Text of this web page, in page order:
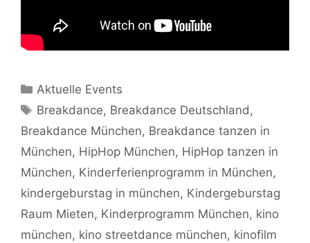
Kategorien
Aktuelle Events
Schlagwörter
Breakdance, Breakdance Deutschland,
Breakdance München, Breakdance tanzen in
München, HipHop München, HipHop tanzen in
München, Kinderferienprogramm in München,
kindergeburstag in münchen, Kindergeburstag
Raum Mieten, Kinderprogramm München, kino
münchen, kino streetdance münchen, kinofilm